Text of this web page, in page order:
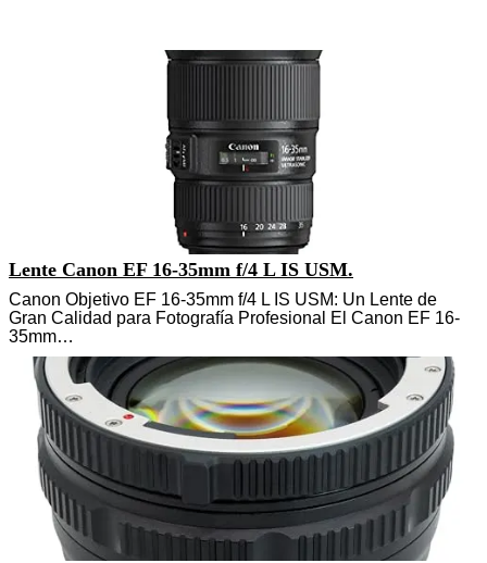
Lente Canon EF 16-35mm f/4 L IS USM.
Canon Objetivo EF 16-35mm f/4 L IS USM: Un Lente de
Gran Calidad para Fotografía Profesional El Canon EF 16-
35mm…